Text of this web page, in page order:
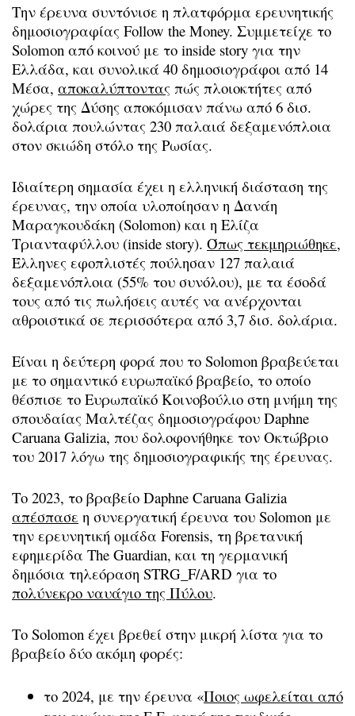
Την έρευνα συντόνισε η πλατφόρμα ερευνητικής
δημοσιογραφίας Follow the Money. Συμμετείχε το
Solomon από κοινού με το inside story για την
Ελλάδα, και συνολικά 40 δημοσιογράφοι από 14
Μέσα, αποκαλύπτοντας πώς πλοιοκτήτες από
χώρες της Δύσης αποκόμισαν πάνω από 6 δισ.
δολάρια πουλώντας 230 παλαιά δεξαμενόπλοια
στον σκιώδη στόλο της Ρωσίας.
Ιδιαίτερη σημασία έχει η ελληνική διάσταση της
έρευνας, την οποία υλοποίησαν η Δανάη
Μαραγκουδάκη (Solomon) και η Ελίζα
Τριανταφύλλου (inside story). Όπως τεκμηριώθηκε,
Έλληνες εφοπλιστές πούλησαν 127 παλαιά
δεξαμενόπλοια (55% του συνόλου), με τα έσοδά
τους από τις πωλήσεις αυτές να ανέρχονται
αθροιστικά σε περισσότερα από 3,7 δισ. δολάρια.
Είναι η δεύτερη φορά που το Solomon βραβεύεται
με το σημαντικό ευρωπαϊκό βραβείο, το οποίο
θέσπισε το Ευρωπαϊκό Κοινοβούλιο στη μνήμη της
σπουδαίας Μαλτέζας δημοσιογράφου Daphne
Caruana Galizia, που δολοφονήθηκε τον Οκτώβριο
του 2017 λόγω της δημοσιογραφικής της έρευνας.
Το 2023, το βραβείο Daphne Caruana Galizia
απέσπασε η συνεργατική έρευνα του Solomon με
την ερευνητική ομάδα Forensis, τη βρετανική
εφημερίδα The Guardian, και τη γερμανική
δημόσια τηλεόραση STRG_F/ARD για το
πολύνεκρο ναυάγιο της Πύλου.
Το Solomon έχει βρεθεί στην μικρή λίστα για το
βραβείο δύο ακόμη φορές:
το 2024, με την έρευνα «Ποιος ωφελείται από